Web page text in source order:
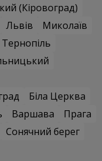
(Кіровоград)
Львів
Миколаїв
Тернопіль
Біла Церква
Варшава
Прага
Сонячний берег